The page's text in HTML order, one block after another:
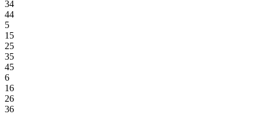
34
44
5
15
25
35
45
6
16
26
36